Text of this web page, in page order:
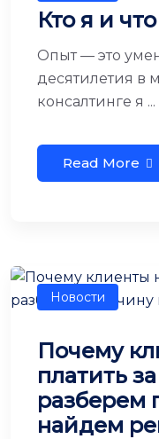
Кто я и
Опыт — это
десятилетия в
консалтинге я ...
Read More
Новости
Почему
платить
разберем
найдем